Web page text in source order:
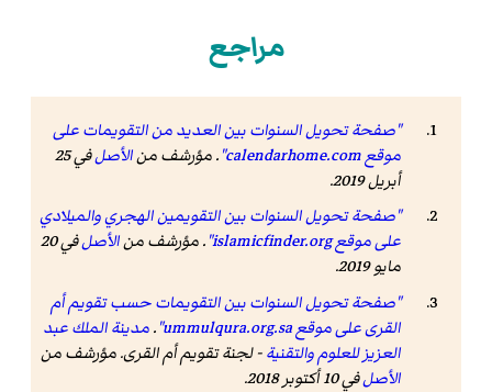
مراجع
"صفحة تحويل السنوات بين العديد من التقويمات على
موقع calendarhome.com"
. مؤرشف منالأصل
في 25
أبريل 2019.
"صفحة تحويل السنوات بين التقويمين الهجري والميلادي
على موقع islamicfinder.org"
. مؤرشف منالأصل
في 20
مايو 2019.
"صفحة تحويل السنوات بين التقويمات حسب تقويم أم
القرى على موقع ummulqura.org.sa"
.مدينة الملك عبد
العزيز للعلوم والتقنية- لجنة تقويم أم القرى. مؤرشف من
الأصلفي 10 أكتوبر 2018.